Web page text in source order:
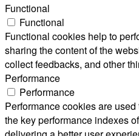
Functional
Functional
Functional cookies help to
sharing the content of the
collect feedbacks, and other
Performance
Performance
Performance cookies are
the key performance indexes